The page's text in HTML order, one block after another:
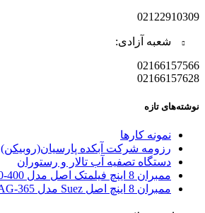
02122910309
شعبه آزادی:
02166157566
02166157628
نوشته‌های تازه
نمونه کارها
رزومه شرکت آبکده پارسیان(روبیکن)
دستگاه تصفیه آب تالار و رستوران
ممبران 8 اینچ فیلمتک اصل مدل BW30-400
ممبران 8 اینچ اصل Suez مدل AG-365